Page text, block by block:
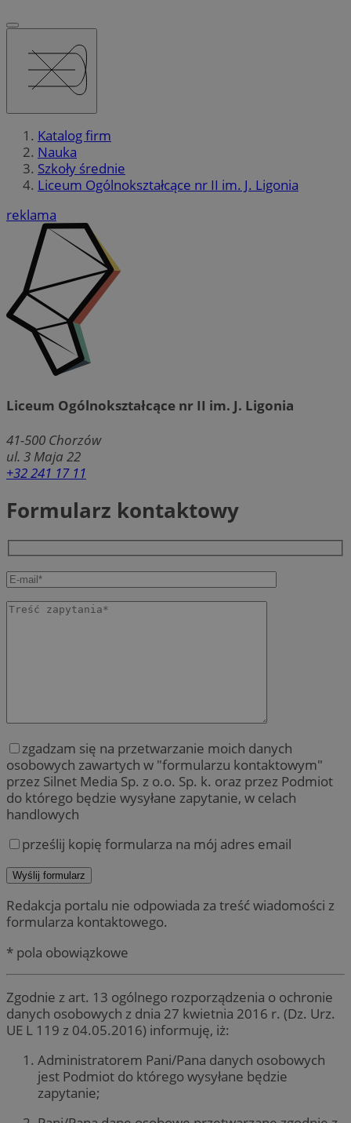
Katalog firm
Nauka
Szkoły średnie
Liceum Ogólnokształcące nr II im. J. Ligonia
reklama
Liceum Ogólnokształcące nr II im. J. Ligonia
41-500 Chorzów
ul. 3 Maja 22
+32 241 17 11
Formularz kontaktowy
zgadzam się na przetwarzanie moich danych
osobowych zawartych w "formularzu kontaktowym"
przez Silnet Media Sp. z o.o. Sp. k. oraz przez Podmiot
do którego będzie wysyłane zapytanie, w celach
handlowych
prześlij kopię formularza na mój adres email
Redakcja portalu nie odpowiada za treść wiadomości z
formularza kontaktowego.
* pola obowiązkowe
Zgodnie z art. 13 ogólnego rozporządzenia o ochronie
danych osobowych z dnia 27 kwietnia 2016 r. (Dz. Urz.
UE L 119 z 04.05.2016) informuję, iż:
Administratorem Pani/Pana danych osobowych
jest Podmiot do którego wysyłane będzie
zapytanie;